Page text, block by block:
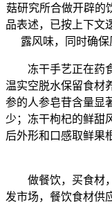
菇研究所合做开辟的
品表述，已按上下文
露风味，同时确保
冻干手艺正在药食
温实空脱水保留食材
参的人参皂苷含量显
少；冻干枸杞的鲜甜
后外形和口感取鲜果
做餐饮，买食材，
发市场，餐饮食材供